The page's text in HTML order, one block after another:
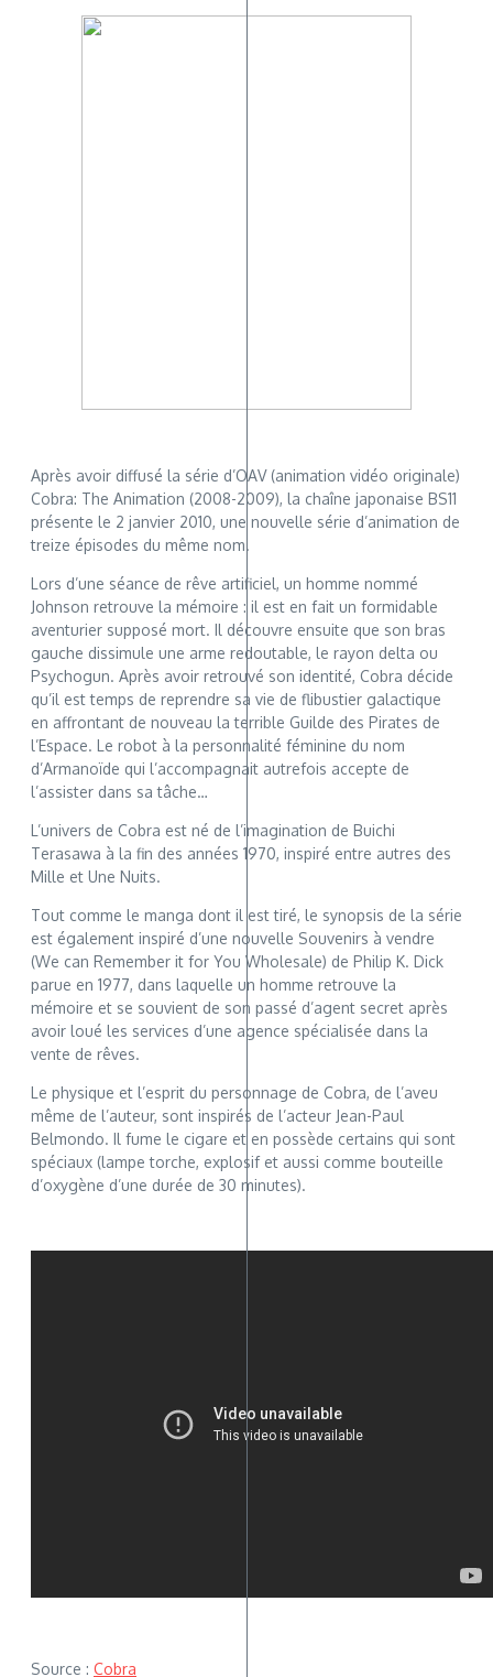
Après avoir diffusé la série d’OAV (animation vidéo originale)
Cobra: The Animation (2008-2009), la chaîne japonaise BS11
présente le 2 janvier 2010, une nouvelle série d’animation de
treize épisodes du même nom.
Lors d’une séance de rêve artificiel, un homme nommé
Johnson retrouve la mémoire : il est en fait un formidable
aventurier supposé mort. Il découvre ensuite que son bras
gauche dissimule une arme redoutable, le rayon delta ou
Psychogun. Après avoir retrouvé son identité, Cobra décide
qu’il est temps de reprendre sa vie de flibustier galactique
en affrontant de nouveau la terrible Guilde des Pirates de
l’Espace. Le robot à la personnalité féminine du nom
d’Armanoïde qui l’accompagnait autrefois accepte de
l’assister dans sa tâche…
L’univers de Cobra est né de l’imagination de Buichi
Terasawa à la fin des années 1970, inspiré entre autres des
Mille et Une Nuits.
Tout comme le manga dont il est tiré, le synopsis de la série
est également inspiré d’une nouvelle Souvenirs à vendre
(We can Remember it for You Wholesale) de Philip K. Dick
parue en 1977, dans laquelle un homme retrouve la
mémoire et se souvient de son passé d’agent secret après
avoir loué les services d’une agence spécialisée dans la
vente de rêves.
Le physique et l’esprit du personnage de Cobra, de l’aveu
même de l’auteur, sont inspirés de l’acteur Jean-Paul
Belmondo. Il fume le cigare et en possède certains qui sont
spéciaux (lampe torche, explosif et aussi comme bouteille
d’oxygène d’une durée de 30 minutes).
Source : Cobra